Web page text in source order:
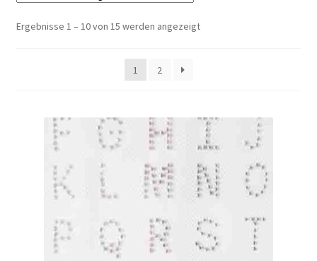
Ergebnisse 1 – 10 von 15 werden angezeigt
1 2